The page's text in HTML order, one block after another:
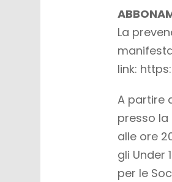
La
link:
A partire
presso la
alle ore
gli Under
per le